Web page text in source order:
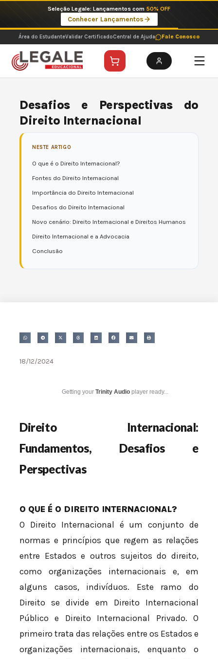
o
conteúdo
Seleção Legale: Lançamentos com 50% OFF
Conhecer Lançamentos
Área do EstudanteValidar CertificadoCentral de Ajuda Fale Conosco
Desafios e Perspectivas do
Direito Internacional
NESTE ARTIGO
O que é o Direito Internacional?
Fontes do Direito Internacional
Importância do Direito Internacional
Desafios do Direito Internacional
Novo cenário: Direito Internacional e Direitos Humanos
Direito Internacional e a Advocacia
Conclusão
18/12/2024
Getting your Trinity Audio player ready...
Direito Internacional:
Fundamentos, Desafios e
Perspectivas
O QUE É O DIREITO INTERNACIONAL?
O Direito Internacional é um conjunto de
normas e princípios que regem as relações
entre Estados e outros sujeitos do direito,
como organizações internacionais e, em
alguns casos, indivíduos. Este ramo do
Direito se divide em Direito Internacional
Público e Direito Internacional Privado. O
primeiro trata das relações entre os Estados e
organizações internacionais, enquanto o